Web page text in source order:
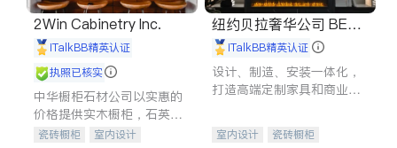
2Win Cabinetry Inc.
iTalkBB精英认证
执照已核实
中华橱柜石材公司以实惠的
价格提供实木橱柜，石英石
台面，多种优质不锈钢水
瓷砖橱柜
室内设计
纽约贝拉奢华公司 BELL
A LUXE
iTalkBB精英认证
设计、制造、安装一体化，
打造高端定制家具和商业空
室内设计
瓷砖橱柜